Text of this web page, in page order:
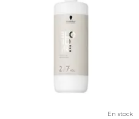
En stock